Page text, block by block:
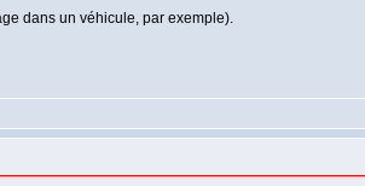
dans un véhicule, par exemple).